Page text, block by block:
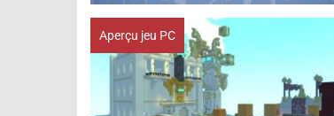
Aperçu jeu PC